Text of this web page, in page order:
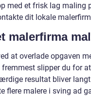
med et frisk lag
dit lokale
malerfirma
at overlade opgaven
slipper du for
resultat bliver
flere malere i sving ad